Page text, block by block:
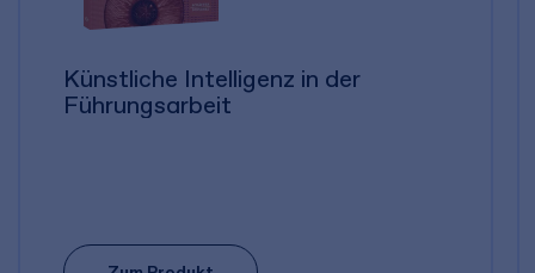
Künstliche Intelligenz in der
Führungsarbeit